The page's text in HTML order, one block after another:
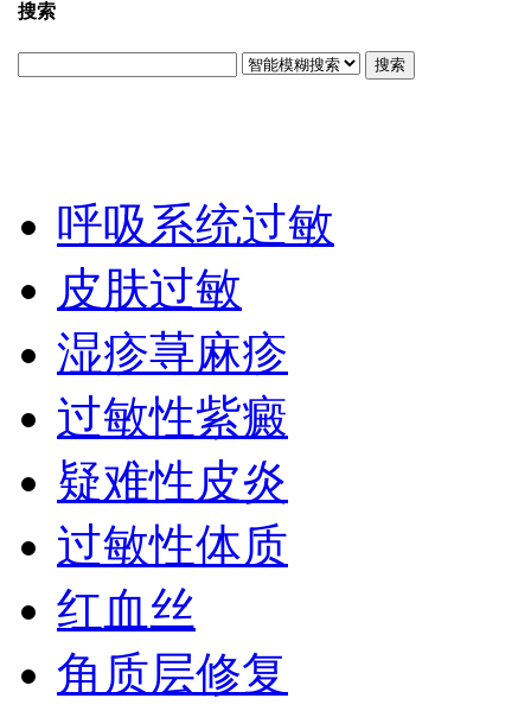
搜索
搜索
呼吸系统过敏
皮肤过敏
湿疹荨麻疹
过敏性紫癜
疑难性皮炎
过敏性体质
红血丝
角质层修复